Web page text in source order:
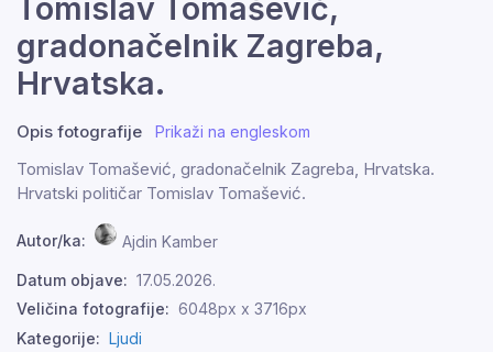
Tomislav Tomašević,
gradonačelnik Zagreba,
Hrvatska.
Opis fotografije Prikaži na engleskom
Tomislav Tomašević, gradonačelnik Zagreba, Hrvatska.
Hrvatski političar Tomislav Tomašević.
Autor/ka: Ajdin Kamber
Datum objave: 17.05.2026.
Veličina fotografije: 6048px x 3716px
Kategorije: Ljudi